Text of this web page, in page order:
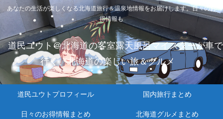
あなたの生活が楽しくなる北海道旅行＆温泉地情報をお届けします。日々のお
得情報も
道民ユウト＠北海道の客室露天風呂マイスターが車で
行く、北海道の楽しい旅＆グルメ
道民ユウトプロフィール 国内旅行まとめ
日々のお得情報まとめ 北海道グルメまとめ